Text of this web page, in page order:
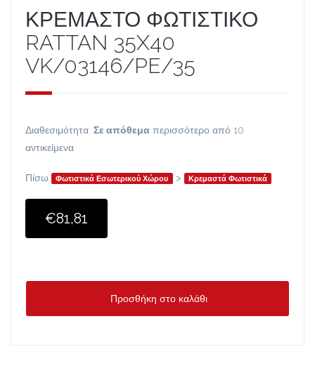
ΚΡΕΜΑΣΤΟ ΦΩΤΙΣΤΙΚΟ
RATTAN 35X40
VK/03146/PE/35
Διαθεσιμότητα: Σε απόθεμα περισσότερο από 10
αντικείμενα
Πίσω Φωτιστικά Εσωτερικού Χώρου > Κρεμαστά Φωτιστικά
€81,81
Προσθήκη στο καλάθι